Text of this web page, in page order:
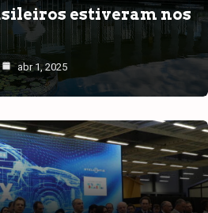
estiveram nos
abr 1, 2025